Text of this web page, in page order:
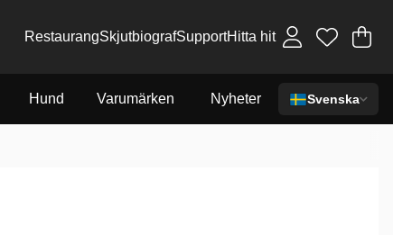
RestaurangSkjutbiografSupportHitta hit .
Hund Varumärken Nyheter Svenska